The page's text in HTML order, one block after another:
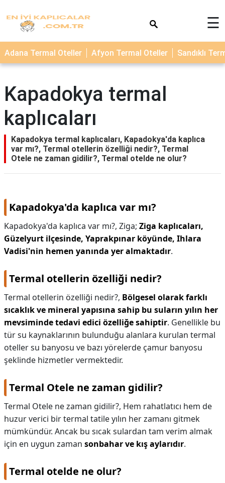
TERMAL
OTELLER
☰
Adana Termal Oteller Afyon Termal Oteller Sandıklı
Kapadokya termal
kaplıcaları
Kapadokya termal kaplıcaları, Kapadokya'da kaplıca
var mı?, Termal otellerin özelliği nedir?, Termal
Otele ne zaman gidilir?, Termal otelde ne olur?
Kapadokya'da kaplıca var mı?
Kapadokya'da kaplıca var mı?, Ziga; Ziga kaplıcaları,
Güzelyurt ilçesinde, Yaprakpınar köyünde, Ihlara
Vadisi'nin hemen yanında yer almaktadır.
Termal otellerin özelliği nedir?
Termal otellerin özelliği nedir?, Bölgesel olarak farklı
sıcaklık ve mineral yapısına sahip bu suların yılın her
mevsiminde tedavi edici özelliğe sahiptir. Genellikle bu
tür su kaynaklarının bulunduğu alanlara kurulan termal
oteller su banyosu ve bazı yörelerde çamur banyosu
şeklinde hizmetler vermektedir.
Termal Otele ne zaman gidilir?
Termal Otele ne zaman gidilir?, Hem rahatlatıcı hem de
huzur verici bir termal tatile yılın her zamanı gitmek
mümkündür. Ancak bu sıcak sulardan tam verim almak
için en uygun zaman sonbahar ve kış aylarıdır.
Termal otelde ne olur?